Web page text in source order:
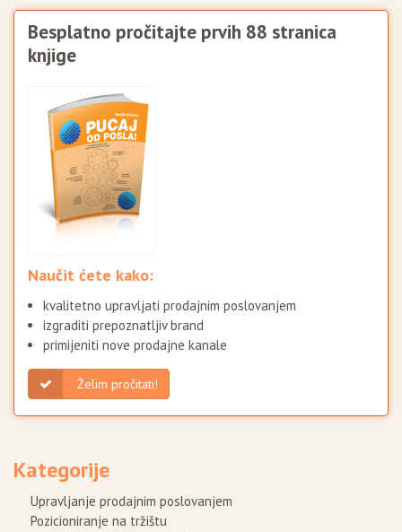
Besplatno pročitajte prvih 88 stranica
knjige
Naučit ćete kako:
kvalitetno upravljati prodajnim poslovanjem
izgraditi prepoznatljiv brand
primijeniti nove prodajne kanale
Želim pročitati!
Kategorije
Upravljanje prodajnim poslovanjem
Pozicioniranje na tržištu